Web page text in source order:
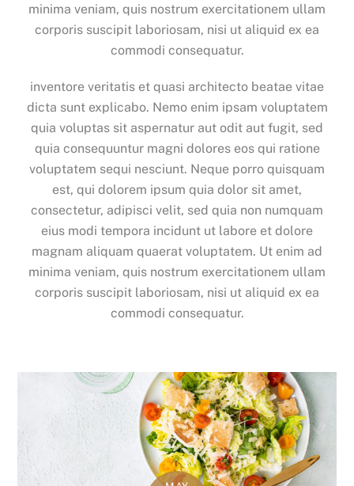
minima veniam, quis nostrum exercitationem ullam
corporis suscipit laboriosam, nisi ut aliquid ex ea
commodi consequatur.
inventore veritatis et quasi architecto beatae vitae
dicta sunt explicabo. Nemo enim ipsam voluptatem
quia voluptas sit aspernatur aut odit aut fugit, sed
quia consequuntur magni dolores eos qui ratione
voluptatem sequi nesciunt. Neque porro quisquam
est, qui dolorem ipsum quia dolor sit amet,
consectetur, adipisci velit, sed quia non numquam
eius modi tempora incidunt ut labore et dolore
magnam aliquam quaerat voluptatem. Ut enim ad
minima veniam, quis nostrum exercitationem ullam
corporis suscipit laboriosam, nisi ut aliquid ex ea
commodi consequatur.